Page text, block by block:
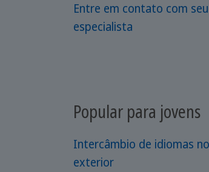
Entre em contato com seu
especialista
Popular para jovens
Intercâmbio de idiomas no
exterior